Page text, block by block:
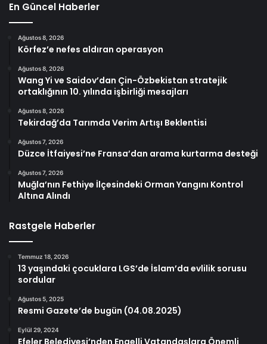
En Güncel Haberler
Ağustos 8, 2026
Körfez’e nefes aldıran operasyon
Ağustos 8, 2026
Wang Yi ve Saidov’dan Çin-Özbekistan stratejik
ortaklığının 10. yılında işbirliği mesajları
Ağustos 8, 2026
Tekirdağ’da Tarımda Verim Artışı Beklentisi
Ağustos 7, 2026
Düzce İtfaiyesi’ne Fransa’dan arama kurtarma desteği
Ağustos 7, 2026
Muğla’nın Fethiye İlçesindeki Orman Yangını Kontrol
Altına Alındı
Rastgele Haberler
Temmuz 18, 2026
13 yaşındaki çocuklara LGS’de İslam’da evlilik sorusu
sordular
Ağustos 5, 2025
Resmi Gazete’de bugün (04.08.2025)
Eylül 29, 2024